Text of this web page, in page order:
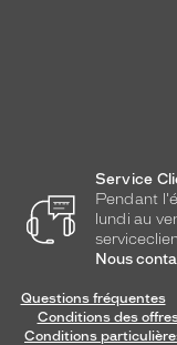
Service
Pendant
lundi au
Nous
Questions fréquentes
Conditions des
Conditions